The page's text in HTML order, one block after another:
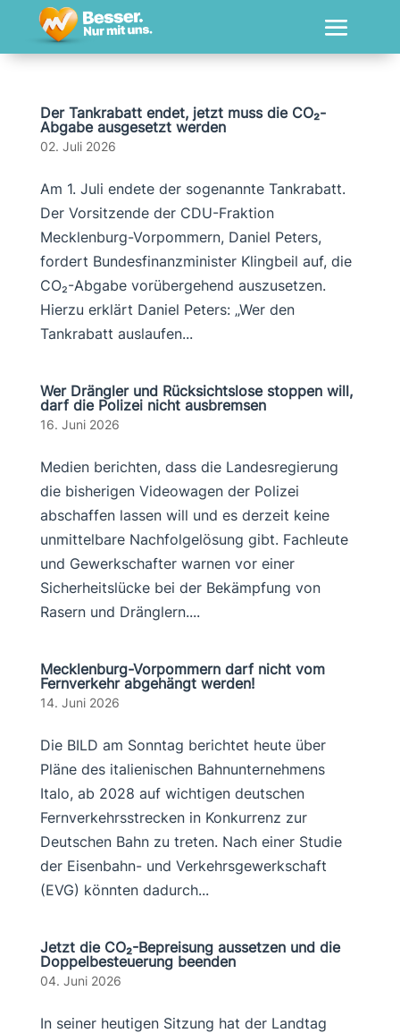
Der Tankrabatt endet, jetzt muss die CO₂-
Abgabe ausgesetzt werden
02. Juli 2026
Am 1. Juli endete der sogenannte Tankrabatt.
Der Vorsitzende der CDU-Fraktion
Mecklenburg-Vorpommern, Daniel Peters,
fordert Bundesfinanzminister Klingbeil auf, die
CO₂-Abgabe vorübergehend auszusetzen.
Hierzu erklärt Daniel Peters: „Wer den
Tankrabatt auslaufen...
Wer Drängler und Rücksichtslose stoppen will,
darf die Polizei nicht ausbremsen
16. Juni 2026
Medien berichten, dass die Landesregierung
die bisherigen Videowagen der Polizei
abschaffen lassen will und es derzeit keine
unmittelbare Nachfolgelösung gibt. Fachleute
und Gewerkschafter warnen vor einer
Sicherheitslücke bei der Bekämpfung von
Rasern und Dränglern....
Mecklenburg-Vorpommern darf nicht vom
Fernverkehr abgehängt werden!
14. Juni 2026
Die BILD am Sonntag berichtet heute über
Pläne des italienischen Bahnunternehmens
Italo, ab 2028 auf wichtigen deutschen
Fernverkehrsstrecken in Konkurrenz zur
Deutschen Bahn zu treten. Nach einer Studie
der Eisenbahn- und Verkehrsgewerkschaft
(EVG) könnten dadurch...
Jetzt die CO₂-Bepreisung aussetzen und die
Doppelbesteuerung beenden
04. Juni 2026
In seiner heutigen Sitzung hat der Landtag